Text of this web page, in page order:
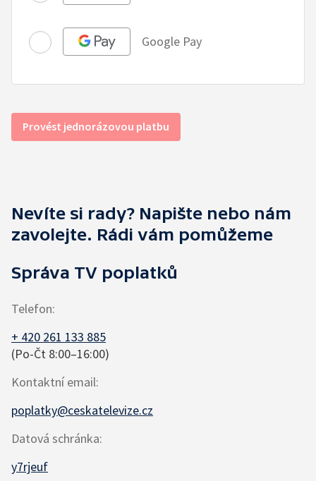
Google Pay
Provést jednorázovou platbu
Nevíte si rady? Napište nebo nám
zavolejte. Rádi vám pomůžeme
Správa TV poplatků
Telefon:
+ 420 261 133 885
(Po-Čt 8:00–16:00)
Kontaktní email:
poplatky@ceskatelevize.cz
Datová schránka:
y7rjeuf